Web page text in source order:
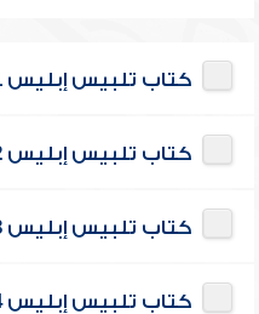
كتاب تلبيس إبليس 1
كتاب تلبيس إبليس 2
كتاب تلبيس إبليس 3
كتاب تلبيس إبليس 4